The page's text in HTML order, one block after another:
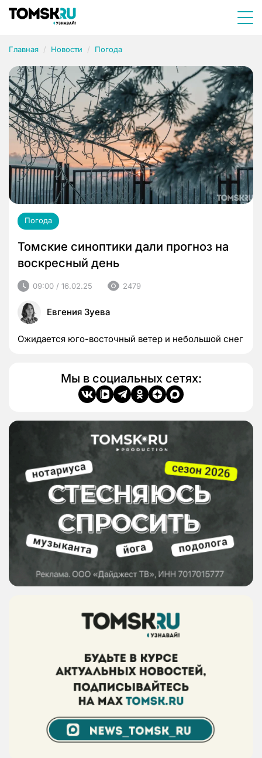
Главная Новости Погода
Погода
Томские синоптики дали прогноз на
воскресный день
09:00 / 16.02.25 2479
Евгения Зуева
Ожидается юго-восточный ветер и небольшой снег
Мы в социальных сетях: